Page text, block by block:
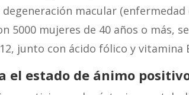
macular
5000 mujeres de 40 años o más,
junto con ácido fólico y
el estado de ánimo